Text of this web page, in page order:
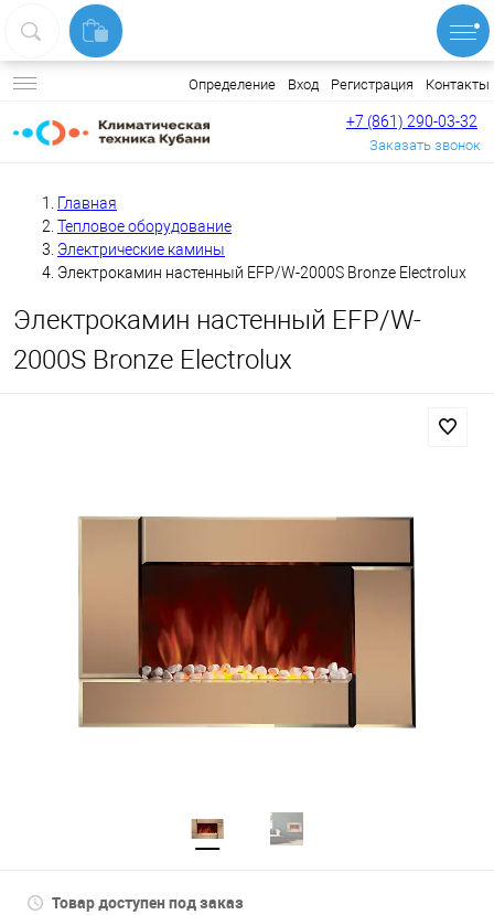
Определение Вход Регистрация Контакты
+7 (861) 290-03-32
Заказать звонок
Главная
Тепловое оборудование
Электрические камины
Электрокамин настенный EFP/W-2000S Bronze Electrolux
Электрокамин настенный EFP/W-
2000S Bronze Electrolux
Товар доступен под заказ